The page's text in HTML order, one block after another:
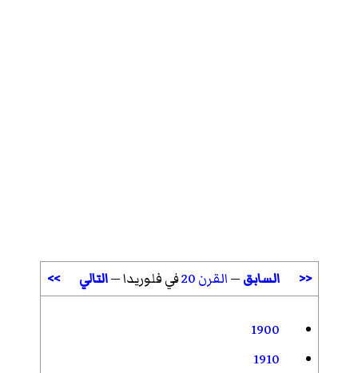
<< السابق—القرن 20 في فلوريدا —التالي >>
1900
1910